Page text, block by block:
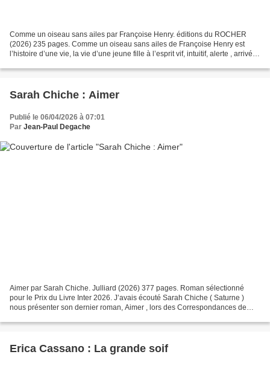
Comme un oiseau sans ailes par Françoise Henry. éditions du ROCHER
(2026) 235 pages. Comme un oiseau sans ailes de Françoise Henry est
l’histoire d’une vie, la vie d’une jeune fille à l’esprit vif, intuitif, alerte , arrivée,
Sarah Chiche : Aimer
Publié le 06/04/2026 à 07:01
Par Jean-Paul Degache
Aimer par Sarah Chiche. Julliard (2026) 377 pages. Roman sélectionné
pour le Prix du Livre Inter 2026. J’avais écouté Sarah Chiche ( Saturne )
nous présenter son dernier roman, Aimer , lors des Correspondances de
Erica Cassano : La grande soif